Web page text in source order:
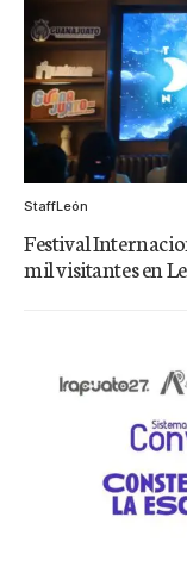
StaffLeón
Festival
mil visitantes en